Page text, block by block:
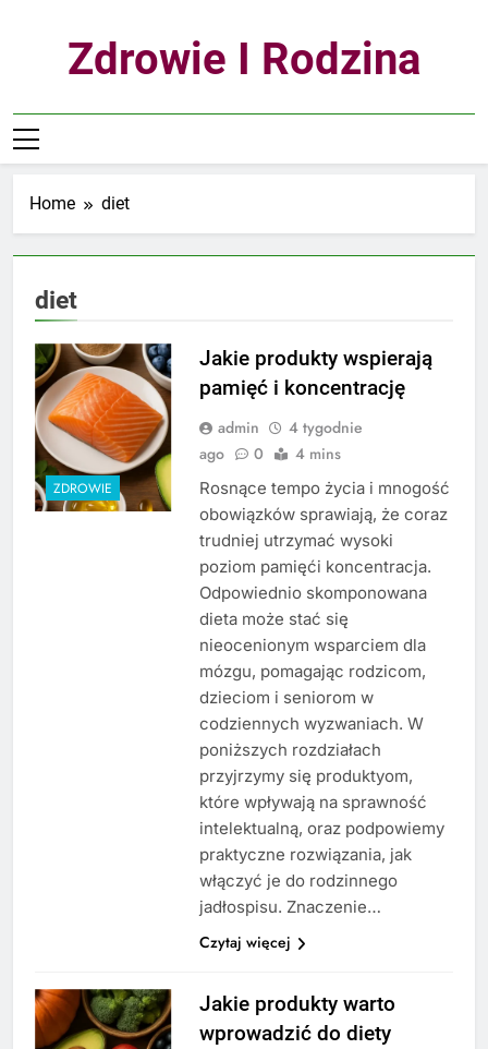
Zdrowie I Rodzina
Home diet
diet
ZDROWIE
Jakie produkty wspierają
pamięć i koncentrację
admin
4 tygodnie
ago
0 4 mins
Rosnące tempo życia i mnogość
obowiązków sprawiają, że coraz
trudniej utrzymać wysoki
poziom pamięći koncentracja.
Odpowiednio skomponowana
dieta może stać się
nieocenionym wsparciem dla
mózgu, pomagając rodzicom,
dzieciom i seniorom w
codziennych wyzwaniach. W
poniższych rozdziałach
przyjrzymy się produktyom,
które wpływają na sprawność
intelektualną, oraz podpowiemy
praktyczne rozwiązania, jak
włączyć je do rodzinnego
jadłospisu. Znaczenie…
Czytaj więcej
Jakie produkty warto
wprowadzić do diety